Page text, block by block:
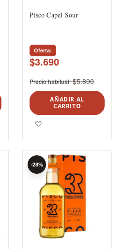
Pisco Capel Sour
Oferta
$3.690
Precio habitual $5.800
AÑADIR AL
CARRITO
-28%